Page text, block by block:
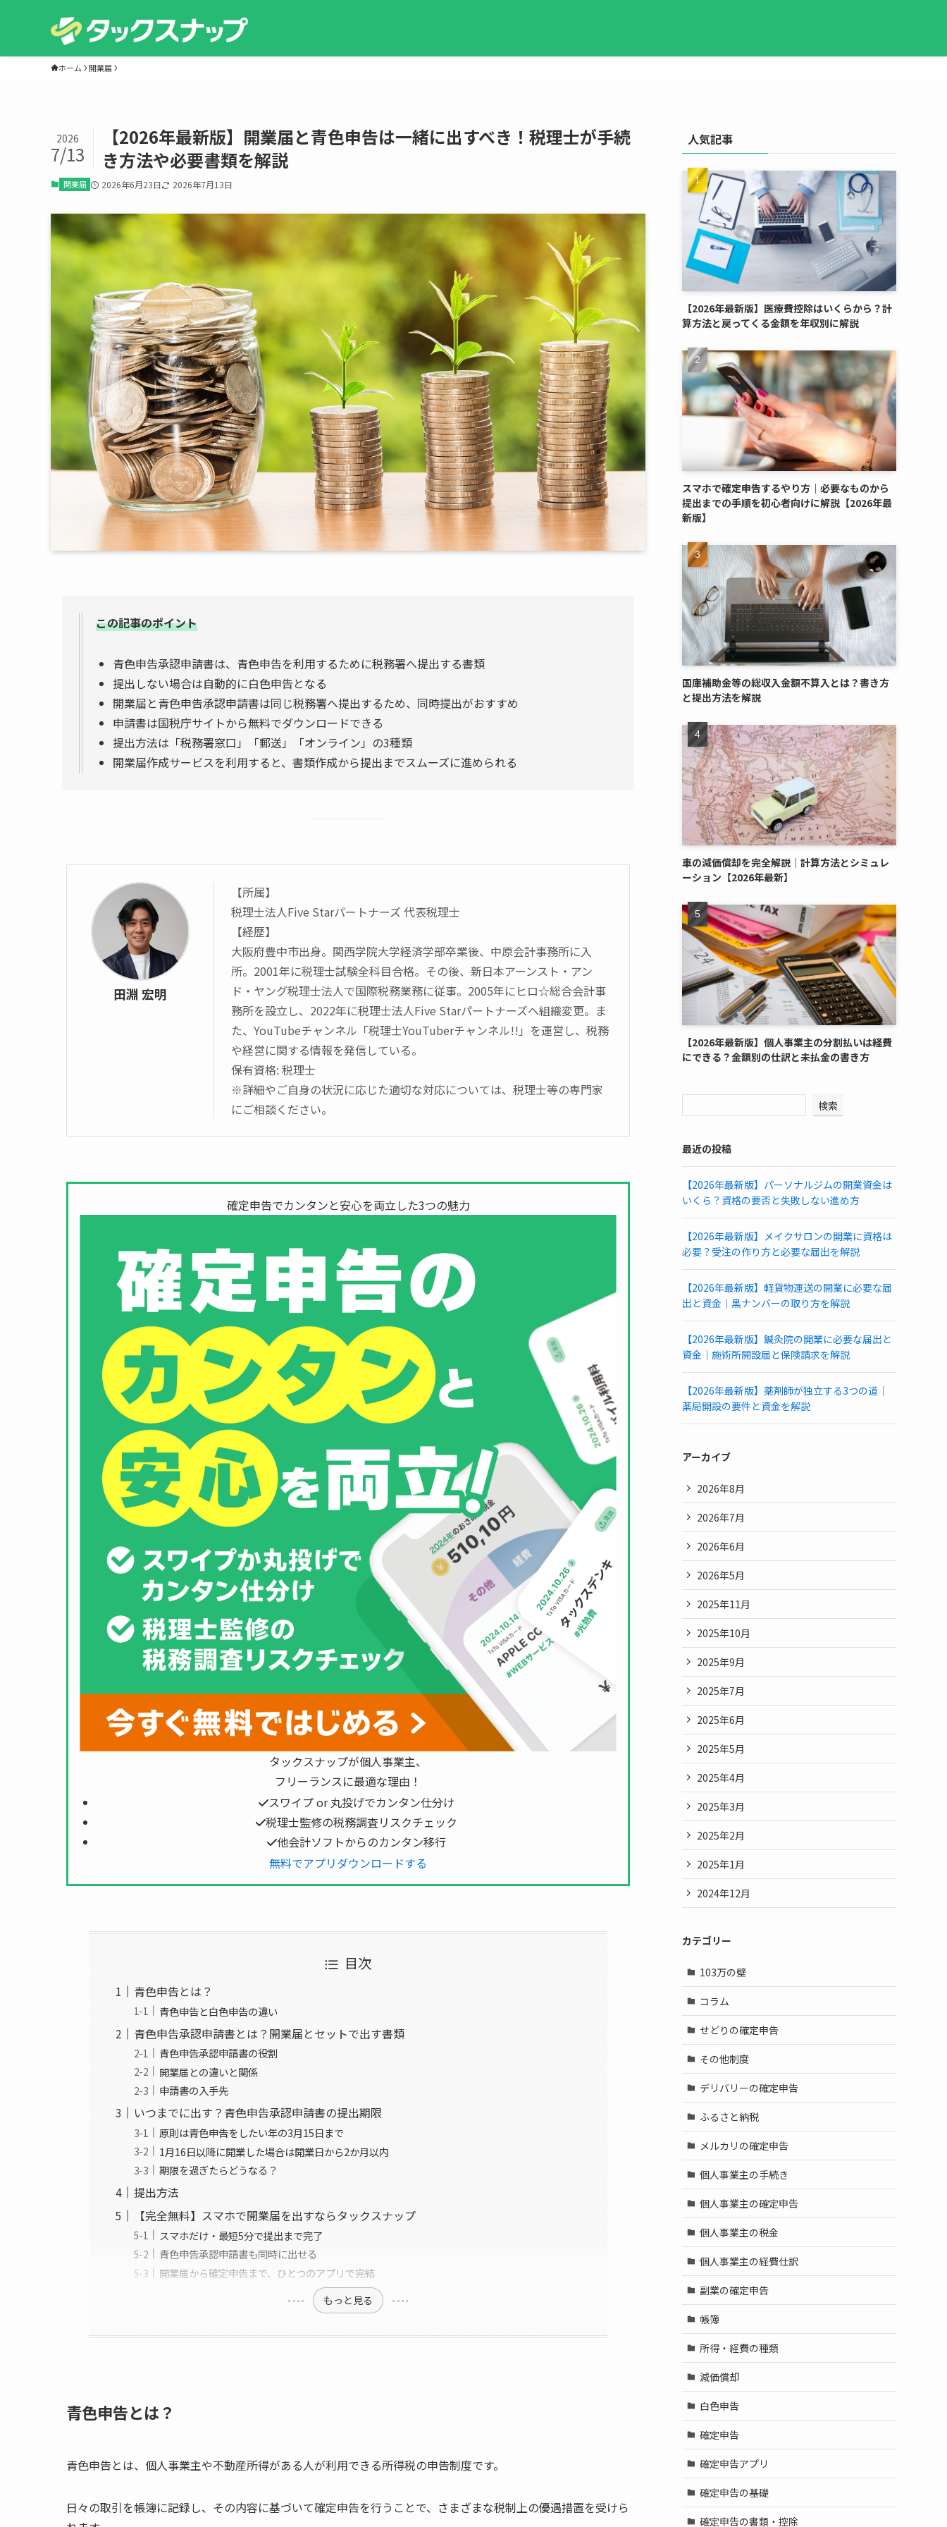
ホーム 開業届
【2026年最新版】開業届と青色申告は一緒に出すべき！税理士が手続
き方法や必要書類を解説
2026
7/13
開業届 2026年6月23日 2026年7月13日
この記事のポイント
青色申告承認申請書は、青色申告を利用するために税務署へ提出する書類
提出しない場合は自動的に白色申告となる
開業届と青色申告承認申請書は同じ税務署へ提出するため、同時提出がおすすめ
申請書は国税庁サイトから無料でダウンロードできる
提出方法は「税務署窓口」「郵送」「オンライン」の3種類
開業届作成サービスを利用すると、書類作成から提出までスムーズに進められる
田淵 宏明
【所属】
税理士法人Five Starパートナーズ 代表税理士
【経歴】
大阪府豊中市出身。関西学院大学経済学部卒業後、中原会計事務所に入
所。2001年に税理士試験全科目合格。その後、新日本アーンスト・アン
ド・ヤング税理士法人で国際税務業務に従事。2005年にヒロ☆総合会計事
務所を設立し、2022年に税理士法人Five Starパートナーズへ組織変更。ま
た、YouTubeチャンネル「税理士YouTuberチャンネル!!」を運営し、税務
や経営に関する情報を発信している。
保有資格: 税理士
※詳細やご自身の状況に応じた適切な対応については、税理士等の専門家
にご相談ください。
確定申告でカンタンと安心を両立した3つの魅力
タックスナップが個人事業主、
フリーランスに最適な理由！
スワイプ or 丸投げでカンタン仕分け
税理士監修の税務調査リスクチェック
他会計ソフトからのカンタン移行
無料でアプリダウンロードする
目次
青色申告とは？
青色申告と白色申告の違い
青色申告承認申請書とは？開業届とセットで出す書類
青色申告承認申請書の役割
開業届との違いと関係
申請書の入手先
いつまでに出す？青色申告承認申請書の提出期限
原則は青色申告をしたい年の3月15日まで
1月16日以降に開業した場合は開業日から2か月以内
期限を過ぎたらどうなる？
提出方法
【完全無料】スマホで開業届を出すならタックスナップ
スマホだけ・最短5分で提出まで完了
青色申告承認申請書も同時に出せる
開業届から確定申告まで、ひとつのアプリで完結
もっと見る
青色申告とは？
青色申告とは、個人事業主や不動産所得がある人が利用できる所得税の申告制度です。
日々の取引を帳簿に記録し、その内容に基づいて確定申告を行うことで、さまざまな税制上の優遇措置を受けら
人気記事
【2026年最新版】医療費控除はいくらから？計
算方法と戻ってくる金額を年収別に解説
スマホで確定申告するやり方｜必要なものから
提出までの手順を初心者向けに解説【2026年最
新版】
国庫補助金等の総収入金額不算入とは？書き方
と提出方法を解説
車の減価償却を完全解説｜計算方法とシミュレ
ーション【2026年最新】
【2026年最新版】個人事業主の分割払いは経費
にできる？金額別の仕訳と未払金の書き方
検索
最近の投稿
【2026年最新版】パーソナルジムの開業資金は
いくら？資格の要否と失敗しない進め方
【2026年最新版】メイクサロンの開業に資格は
必要？受注の作り方と必要な届出を解説
【2026年最新版】軽貨物運送の開業に必要な届
出と資金｜黒ナンバーの取り方を解説
【2026年最新版】鍼灸院の開業に必要な届出と
資金｜施術所開設届と保険請求を解説
【2026年最新版】薬剤師が独立する3つの道｜
薬局開設の要件と資金を解説
アーカイブ
2026年8月
2026年7月
2026年6月
2026年5月
2025年11月
2025年10月
2025年9月
2025年7月
2025年6月
2025年5月
2025年4月
2025年3月
2025年2月
2025年1月
2024年12月
カテゴリー
103万の壁
コラム
せどりの確定申告
その他制度
デリバリーの確定申告
ふるさと納税
メルカリの確定申告
個人事業主の手続き
個人事業主の確定申告
個人事業主の税金
個人事業主の経費仕訳
副業の確定申告
帳簿
所得・経費の種類
減価償却
白色申告
確定申告
確定申告アプリ
確定申告の基礎
確定申告の書類・控除